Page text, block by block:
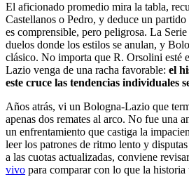
El aficionado promedio mira la tabla,
Castellanos o Pedro, y deduce un
es comprensible, pero peligrosa. La
duelos donde los estilos se anulan, y
clásico. No importa que R. Orsolini esté
Lazio venga de una racha favorable: el
este cruce las tendencias individuales
Años atrás, vi un Bologna-Lazio que
apenas dos remates al arco. No fue una
un enfrentamiento que castiga la
leer los patrones de ritmo lento y
a las cuotas actualizadas, conviene
vivo para comparar con lo que la historia